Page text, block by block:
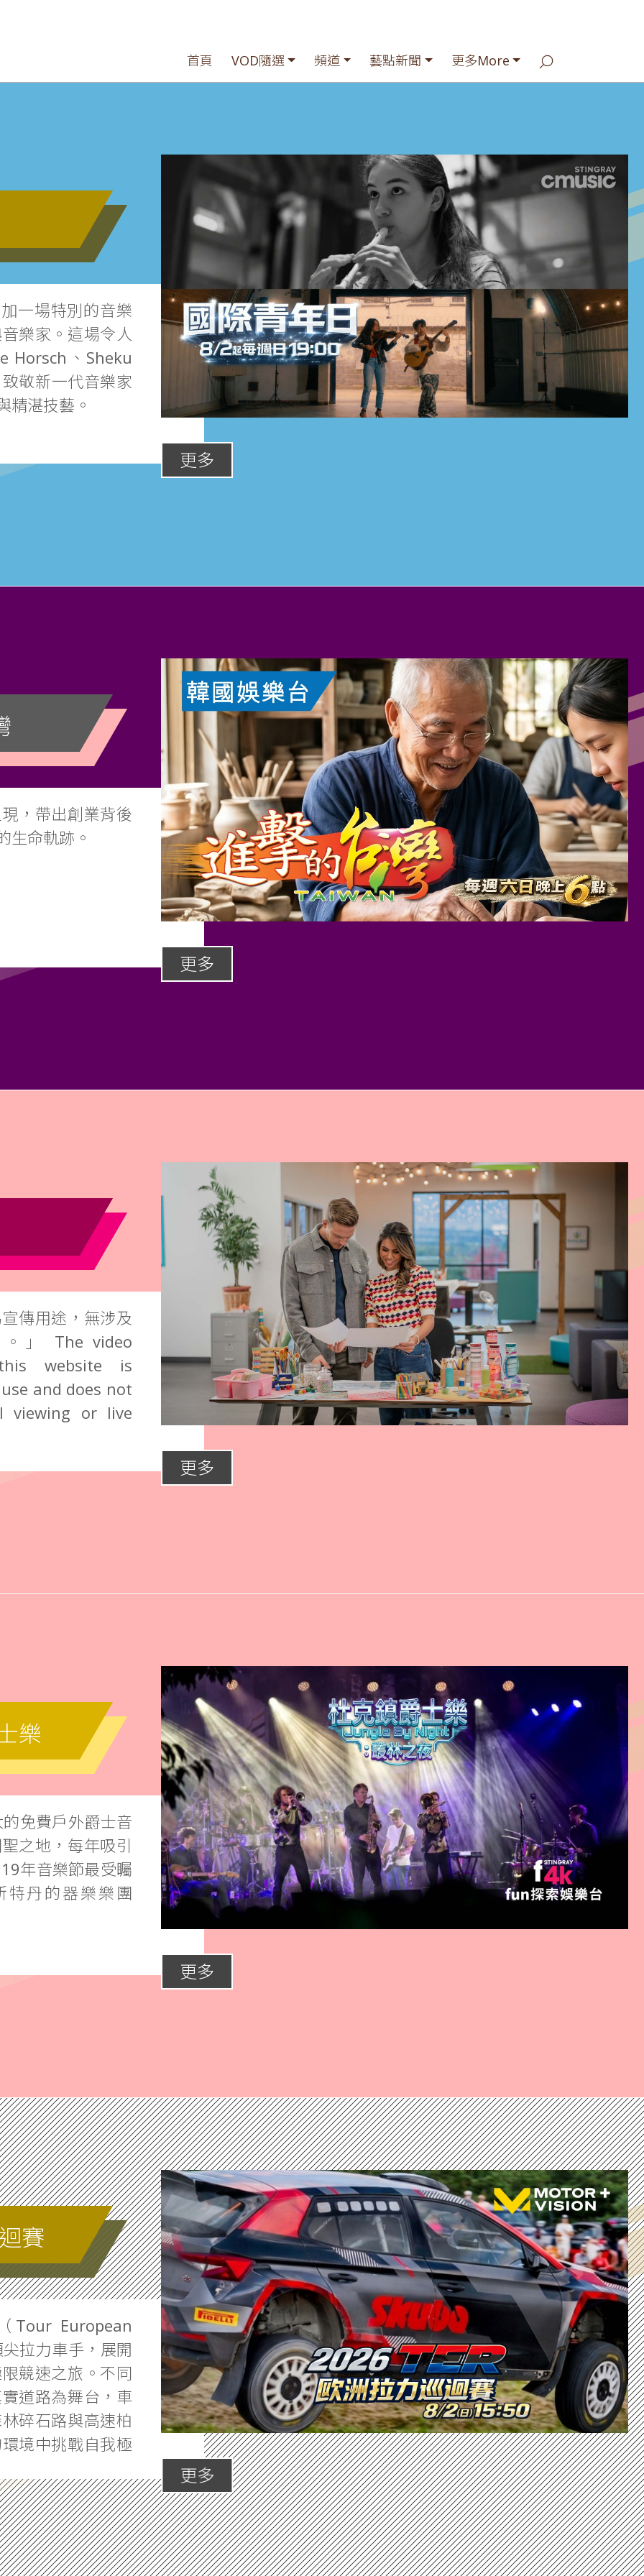
首頁 VOD隨選 頻道 藝點新聞 更多More
一場特別的音樂
樂家。這場令人
Horsch、Sheku
敬新一代音樂家
精湛技藝。
更多
，帶出創業背後
生命軌跡。
更多
傳用途，無涉及
」 The video
website is
and does not
viewing or live
更多
樂
免費戶外爵士音
之地，每年吸引
年音樂節最受矚
特丹的器樂樂團
更多
賽
European
拉力車手，展開
競速之旅。不同
道路為舞台，車
碎石路與高速柏
境中挑戰自我極
更多